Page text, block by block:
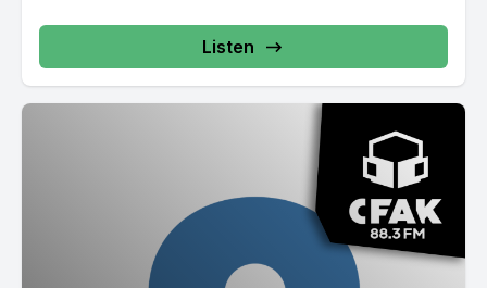
Listen